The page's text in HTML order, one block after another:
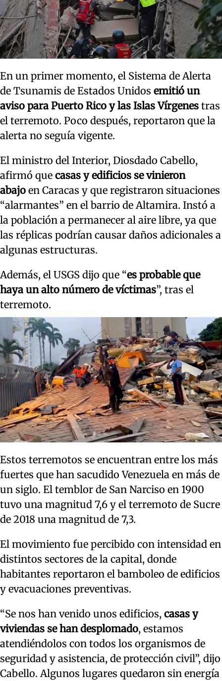
En un primer momento, el Sistema ⁠de Alerta
‌de Tsunamis de ⁠Estados ⁠Unidos emitió un
aviso para Puerto Rico y las Islas Vírgenes tras
‌el terremoto. Poco después, reportaron que la
alerta no seguía vigente.
El ministro del Interior, Diosdado Cabello,
afirmó que casas y edificios se vinieron
abajo en Caracas y que registraron situaciones
“alarmantes” en el barrio de Altamira. Instó a
la población a permanecer al aire libre, ya que
las réplicas podrían causar daños adicionales a
algunas estructuras.
Además, el USGS dijo que “es probable que
haya un alto número de víctimas”, tras el
terremoto.
Estos terremotos se encuentran entre los más
fuertes que han sacudido Venezuela en más de
un siglo. El temblor de San Narciso en 1900
tuvo una magnitud 7,6 y el terremoto de Sucre
de 2018 una magnitud de 7,3.
El movimiento fue percibido con intensidad en
distintos sectores de la capital, donde
habitantes reportaron el bamboleo de edificios
y evacuaciones preventivas.
“Se ​nos han venido unos edificios, casas y
viviendas ‌se han desplomado, estamos
atendiéndolos con ​todos los organismos de
seguridad ​y asistencia, de protección civil”, dijo
Cabello. Algunos lugares quedaron sin energía